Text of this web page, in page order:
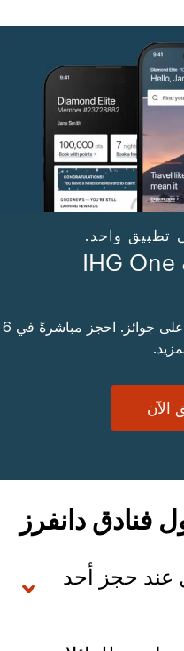
تطبيق واحد.
تطبيق برنامج المكافآت IHG One
سهّل سفرك من خلال تطبيقنا الحائز على جوائز. احجز مباشرةً في 6
الآن
فنادق دانفرز
عند حجز أحد